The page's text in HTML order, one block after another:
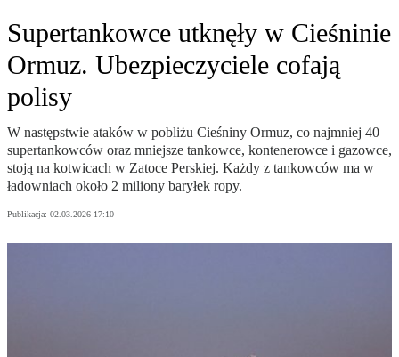
Supertankowce utknęły w Cieśninie
Ormuz. Ubezpieczyciele cofają
polisy
W następstwie ataków w pobliżu Cieśniny Ormuz, co najmniej 40
supertankowców oraz mniejsze tankowce, kontenerowce i gazowce,
stoją na kotwicach w Zatoce Perskiej. Każdy z tankowców ma w
ładowniach około 2 miliony baryłek ropy.
Publikacja: 02.03.2026 17:10